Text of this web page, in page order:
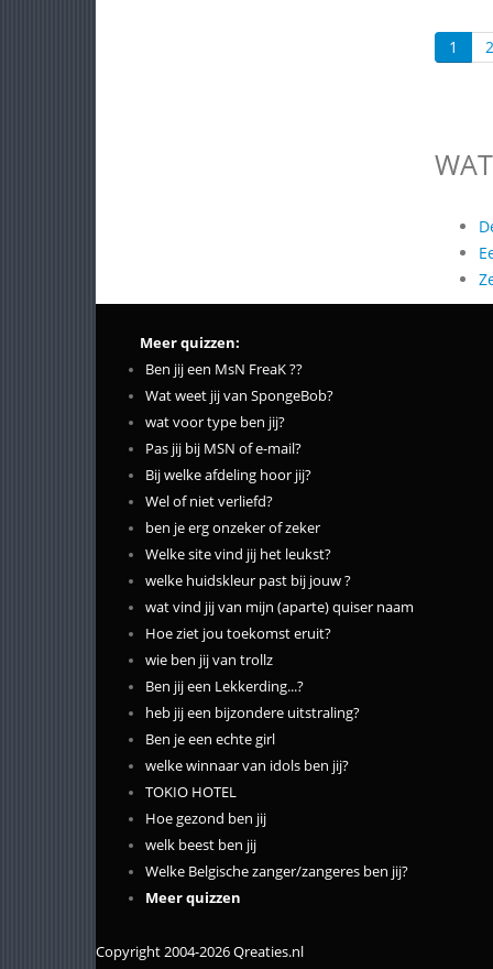
1 2
Meer quizzen:
Ben jij een MsN FreaK ??
Wat weet jij van SpongeBob?
wat voor type ben jij?
Pas jij bij MSN of e-mail?
Bij welke afdeling hoor jij?
Wel of niet verliefd?
ben je erg onzeker of zeker
Welke site vind jij het leukst?
welke huidskleur past bij jouw ?
wat vind jij van mijn (aparte) quiser naam
Hoe ziet jou toekomst eruit?
wie ben jij van trollz
Ben jij een Lekkerding...?
heb jij een bijzondere uitstraling?
Ben je een echte girl
welke winnaar van idols ben jij?
TOKIO HOTEL
Hoe gezond ben jij
welk beest ben jij
Welke Belgische zanger/zangeres ben jij?
Meer quizzen
Copyright 2004-2026 Qreaties.nl